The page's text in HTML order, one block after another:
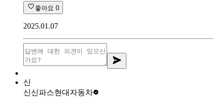
좋아요 0
2025.01.07
신
신신파스현대자동차